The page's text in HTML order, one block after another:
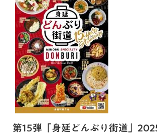
第15弾「身延どんぶり街道」